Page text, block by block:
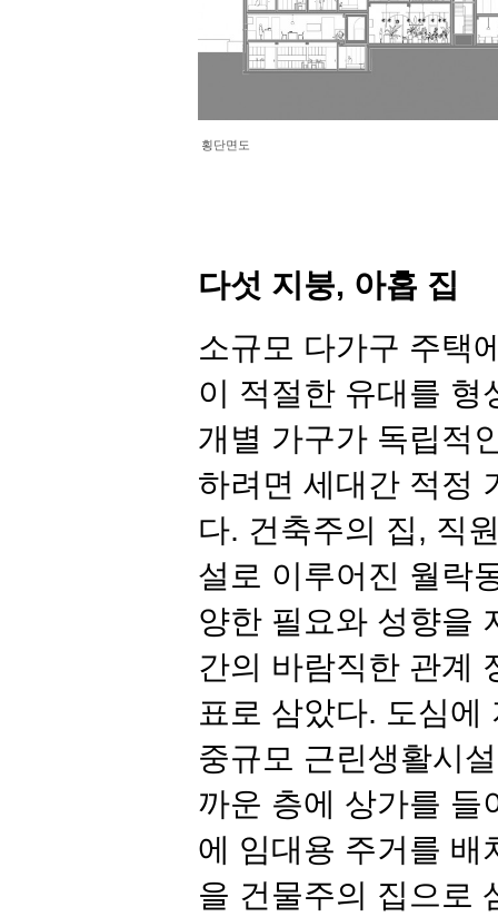
횡단면도
다섯 지붕, 아홉 집
소규모 다가구 주택
이 적절한 유대를 형
개별 가구가 독립적
하려면 세대간 적정
다. 건축주의 집, 직
설로 이루어진 월락
양한 필요와 성향을
간의 바람직한 관계
표로 삼았다. 도심에
중규모 근린생활시
까운 층에 상가를 들
에 임대용 주거를 배
을 건물주의 집으로